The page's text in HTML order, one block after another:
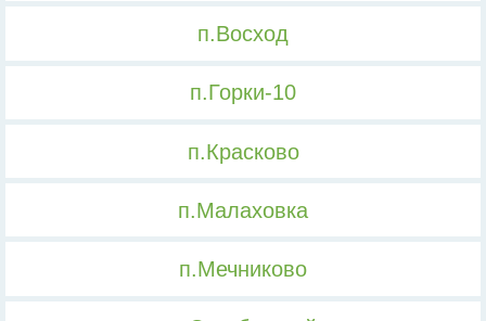
п.Восход
п.Горки-10
п.Красково
п.Малаховка
п.Мечниково